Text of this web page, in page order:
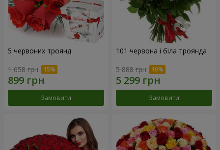
5 червоних троянд
1 058 грн
Замовити
101 червона і біла троянда
5 888 грн
Замовити